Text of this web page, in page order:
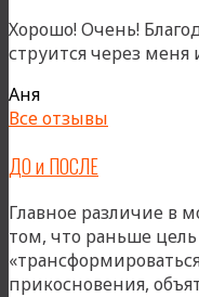
Хорошо! Очень!
струится через
Аня
Все отзывы
ДО и ПОСЛЕ
Главное различие в
том, что раньше
прикосновения,